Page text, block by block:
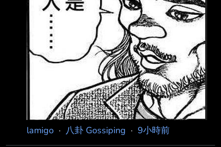
涉事者竟是 同住之「丈夫的爺爺」。女子事後
氣憤報警並提出告訴，全案經新北地檢署偵辦
後，日前 偵查終結。 趁家中無人取走衣物 事
後再掛回原處 綜合媒體報導，檢警調查，涉案
男子與孫媳一同居住在
lamigo · 八卦 Gossiping · 9小時前